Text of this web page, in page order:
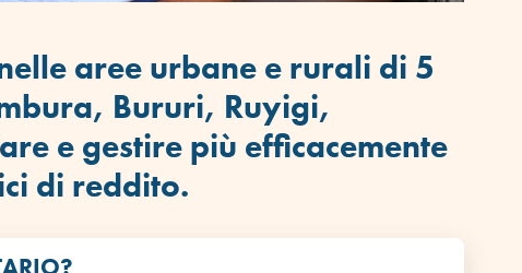
aree urbane e rurali di 5
Bururi, Ruyigi,
e gestire più efficacemente
di reddito.